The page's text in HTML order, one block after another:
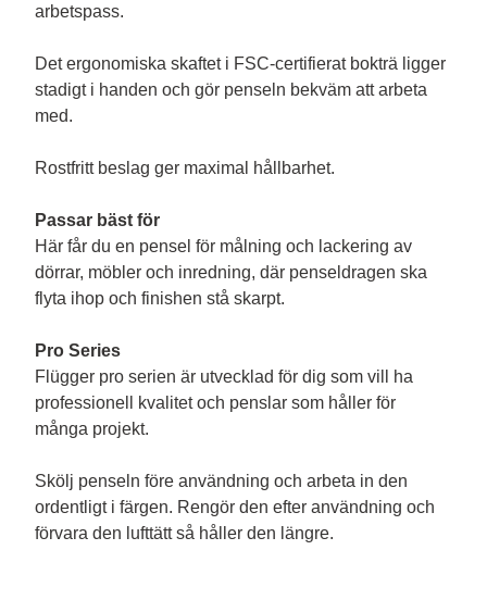
arbetspass.
Det ergonomiska skaftet i FSC-certifierat bokträ ligger
stadigt i handen och gör penseln bekväm att arbeta
med.
Rostfritt beslag ger maximal hållbarhet.
Passar bäst för
Här får du en pensel för målning och lackering av
dörrar, möbler och inredning, där penseldragen ska
flyta ihop och finishen stå skarpt.
Pro Series
Flügger pro serien är utvecklad för dig som vill ha
professionell kvalitet och penslar som håller för
många projekt.
Skölj penseln före användning och arbeta in den
ordentligt i färgen. Rengör den efter användning och
förvara den lufttätt så håller den längre.